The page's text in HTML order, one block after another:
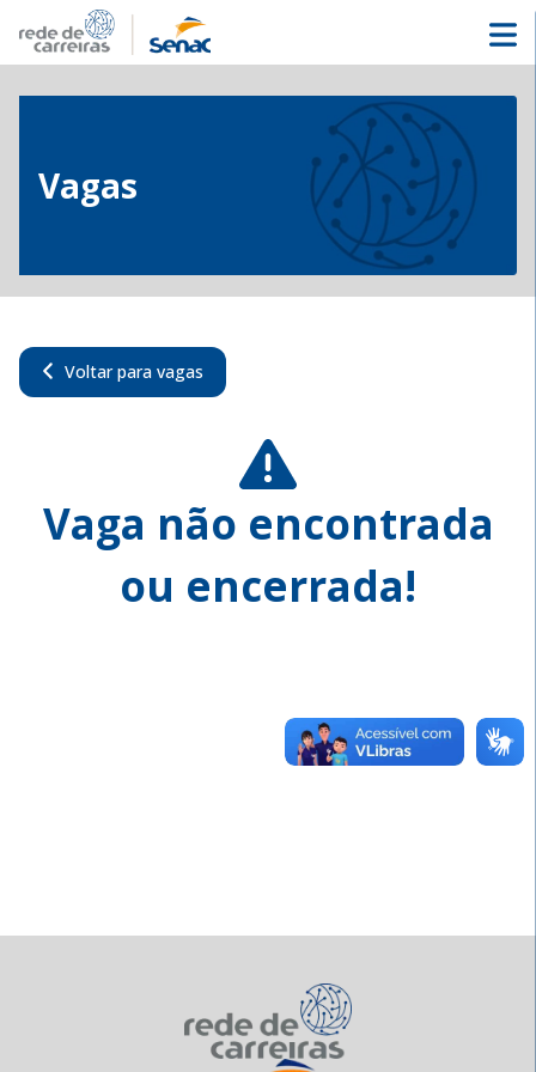
Vagas
Voltar para vagas
Vaga não encontrada
ou encerrada!